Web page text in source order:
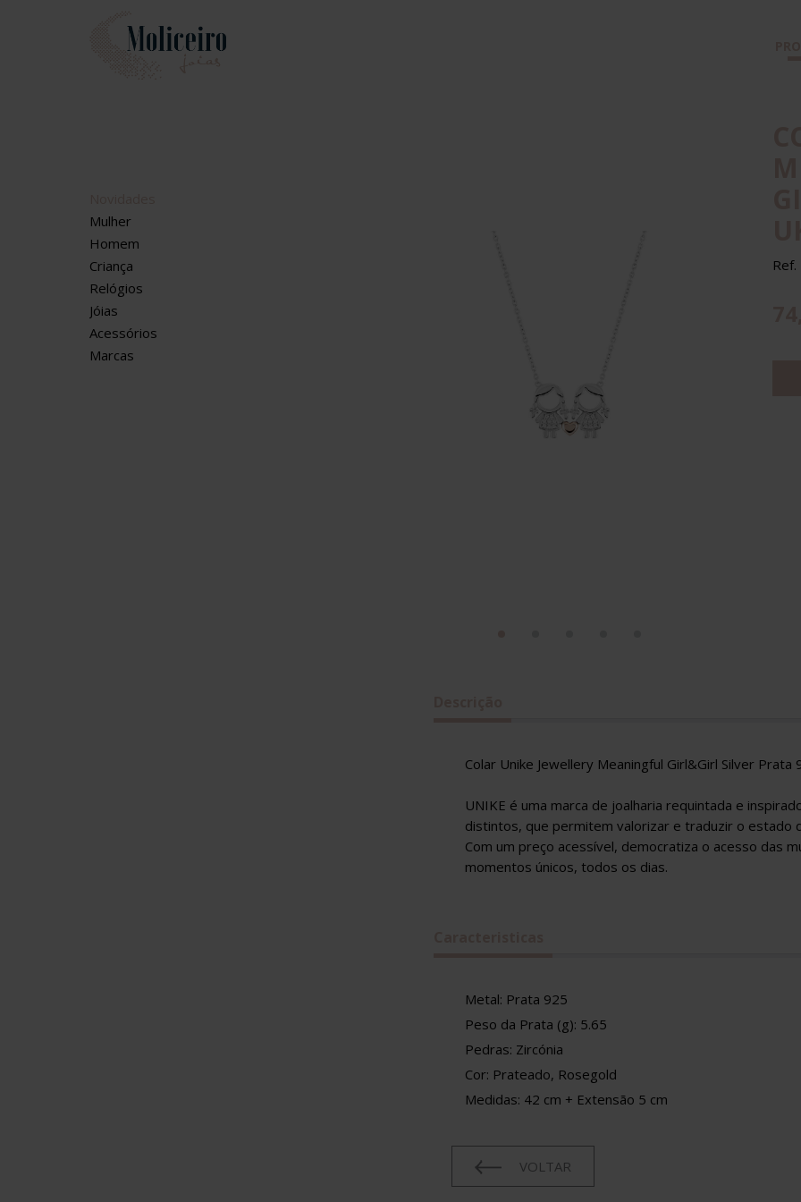
Mulher
Homem
Criança
Relógios
Jóias
Acessórios
Marcas
Colar Unike Jewellery Meaningful Girl&Girl Silver Prata
UNIKE é uma marca de joalharia requintada e
distintos, que permitem valorizar e traduzir o estado
Com um preço acessível, democratiza o acesso das
momentos únicos, todos os dias.
Metal: Prata 925
Peso da Prata (g): 5.65
Pedras: Zircónia
Cor: Prateado, Rosegold
Medidas: 42 cm + Extensão 5 cm
VOLTAR